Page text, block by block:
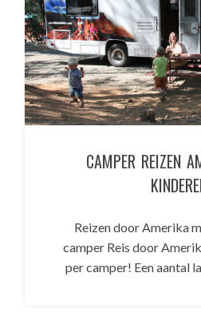
CAMPER REIZEN
Reizen door Amerika
camper Reis door
per camper! Een aantal